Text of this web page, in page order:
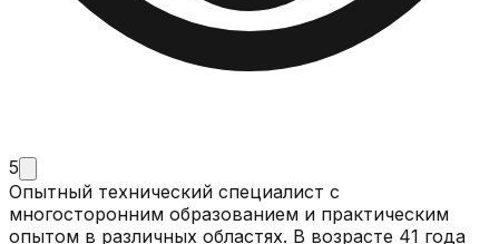
5
Опытный технический специалист с
многосторонним образованием и практическим
опытом в различных областях. В возрасте 41 года